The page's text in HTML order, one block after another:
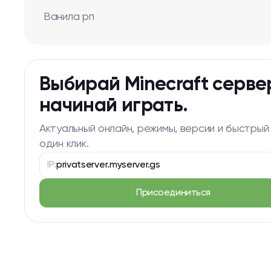
Ванила рп
Выбирай Minecraft
начинай играть.
Актуальный онлайн, режимы, версии и быстрый
один клик.
IP:privatserver.myserver.gs
Присоединиться